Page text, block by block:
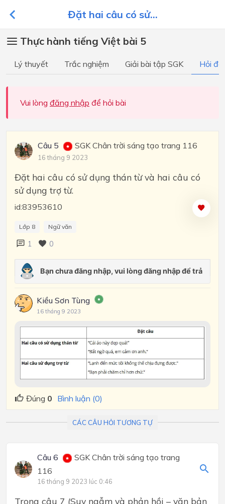
Đặt hai câu có sử...
Thực hành tiếng Việt bài 5
Lý thuyết Trắc nghiệm Giải bài tập SGK Hỏi
Vui lòng đăng nhập để hỏi bài
Câu 5 SGK Chân trời sáng tạo trang 116
16 tháng 9 2023
Đặt hai câu có sử dụng thán từ và hai câu có
sử dụng trợ từ.
id:83953610
Lớp 8 Ngữ văn
1 0
Kiều Sơn Tùng
16 tháng 9 2023
Đúng 0 Bình luận (0)
CÁC CÂU HỎI TƯƠNG TỰ
Câu 6
SGK Chân trời sáng tạo trang
116
16 tháng 9 2023 lúc 0:46
Trong câu 7 (Suy ngẫm và phản hồi – văn bản